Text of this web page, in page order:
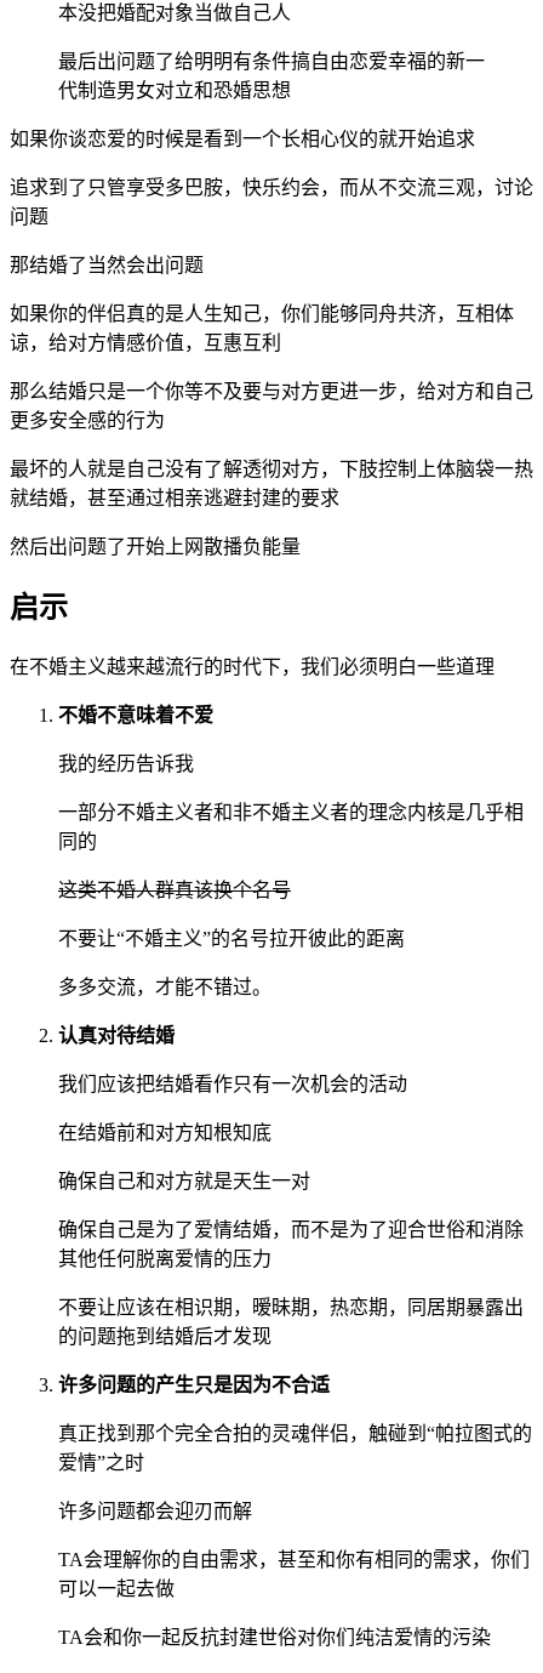
本没把婚配对象当做自己人
最后出问题了给明明有条件搞自由恋爱幸福的新一
代制造男女对立和恐婚思想
如果你谈恋爱的时候是看到一个长相心仪的就开始追求
追求到了只管享受多巴胺，快乐约会，而从不交流三观，讨论
问题
那结婚了当然会出问题
如果你的伴侣真的是人生知己，你们能够同舟共济，互相体
谅，给对方情感价值，互惠互利
那么结婚只是一个你等不及要与对方更进一步，给对方和自己
更多安全感的行为
最坏的人就是自己没有了解透彻对方，下肢控制上体脑袋一热
就结婚，甚至通过相亲逃避封建的要求
然后出问题了开始上网散播负能量
启示
在不婚主义越来越流行的时代下，我们必须明白一些道理
不婚不意味着不爱
我的经历告诉我
一部分不婚主义者和非不婚主义者的理念内核是几乎相
同的
这类不婚人群真该换个名号
不要让“不婚主义”的名号拉开彼此的距离
多多交流，才能不错过。
认真对待结婚
我们应该把结婚看作只有一次机会的活动
在结婚前和对方知根知底
确保自己和对方就是天生一对
确保自己是为了爱情结婚，而不是为了迎合世俗和消除
其他任何脱离爱情的压力
不要让应该在相识期，暧昧期，热恋期，同居期暴露出
的问题拖到结婚后才发现
许多问题的产生只是因为不合适
真正找到那个完全合拍的灵魂伴侣，触碰到“帕拉图式的
爱情”之时
许多问题都会迎刃而解
TA会理解你的自由需求，甚至和你有相同的需求，你们
可以一起去做
TA会和你一起反抗封建世俗对你们纯洁爱情的污染